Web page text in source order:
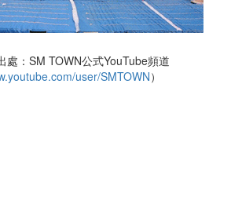
處：SM TOWN公式YouTube頻道
user/SMTOWN）